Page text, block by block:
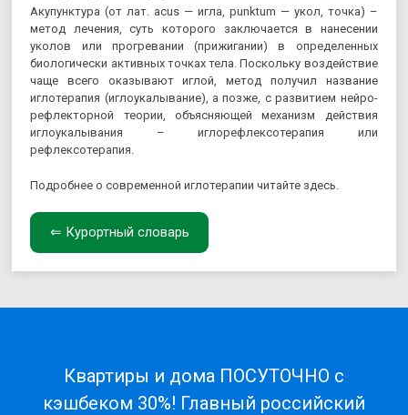
Акупунктура (от лат. acus — игла, punktum — укол, точка) –
метод лечения, суть которого заключается в нанесении
уколов или прогревании (прижигании) в определенных
биологически активных точках тела. Поскольку воздействие
чаще всего оказывают иглой, метод получил название
иглотерапия (иглоукалывание), а позже, с развитием нейро-
рефлекторной теории, объясняющей механизм действия
иглоукалывания – иглорефлексотерапия или
рефлексотерапия.
Подробнее о современной иглотерапии читайте здесь.
⇐ Курортный словарь
Квартиры и дома ПОСУТОЧНО с
кэшбеком 30%! Главный российский